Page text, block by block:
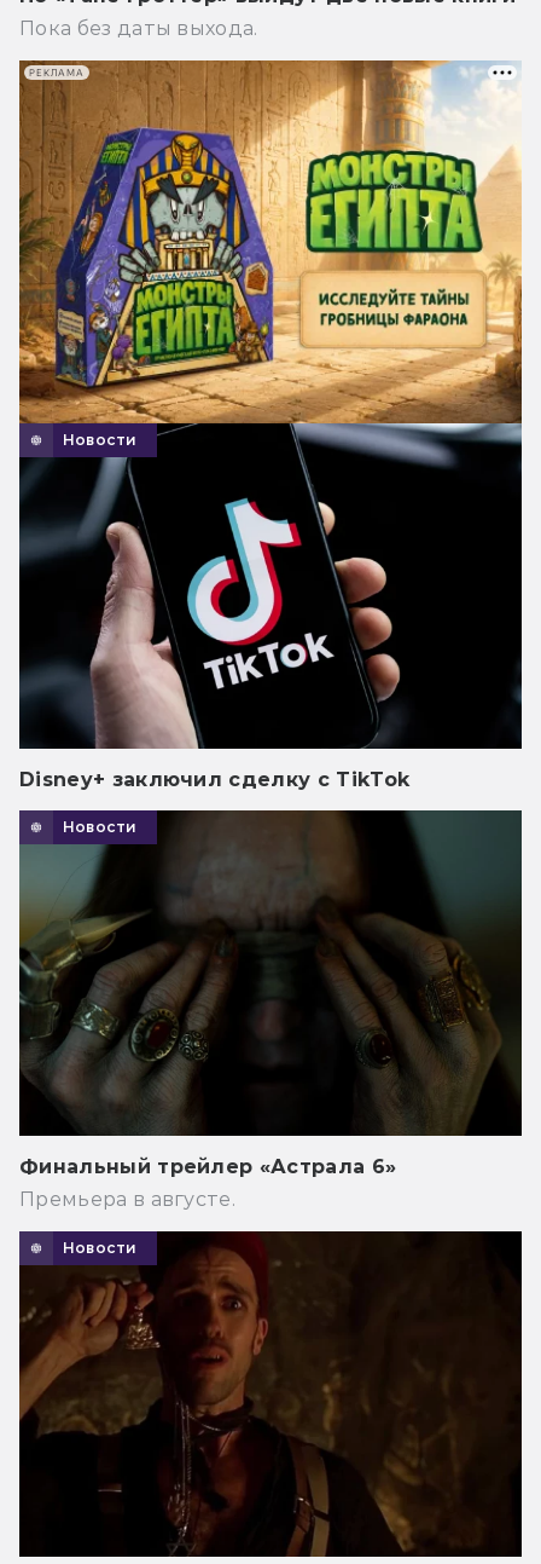
Пока без даты выхода.
Новости
Disney+ заключил сделку с TikTok
Новости
Финальный трейлер «Астрала 6»
Премьера в августе.
Новости
РЕКЛАМА